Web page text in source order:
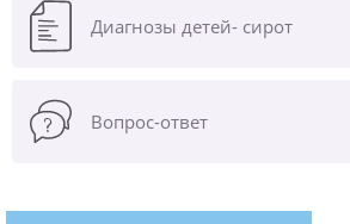
Диагнозы детей- сирот
Вопрос-ответ